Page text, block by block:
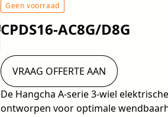
Geen voorraad
CPDS16-AC8G/D8G
De Hangcha A-serie 3-wiel
ontworpen voor optimale
VRAAG OFFERTE AAN